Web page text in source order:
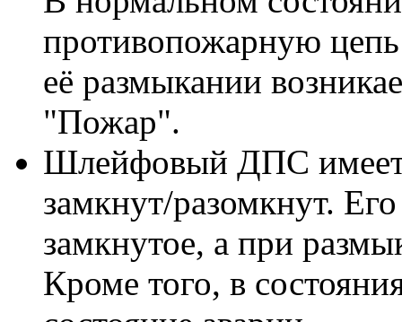
противопожарную
её размыкании
"Пожар".
Шлейфовый ДПС имеет
замкнут/разомкнут.
замкнутое, а при
Кроме того, в